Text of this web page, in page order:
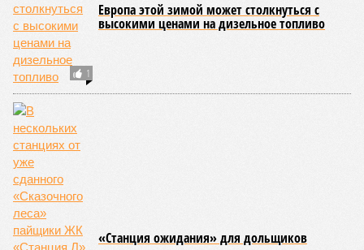
1
Европа этой зимой может столкнуться с
высокими ценами на дизельное топливо
«Станция ожидания» для дольщиков